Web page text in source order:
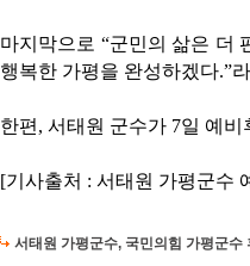
마지막으로 “군민의 삶은 더
행복한 가평을 완성하겠다.”
한편 , 서태원 군수가 7일 예비
[기사출처 : 서태원 가평군수
서태원 가평군수, 국민의힘 가평군수